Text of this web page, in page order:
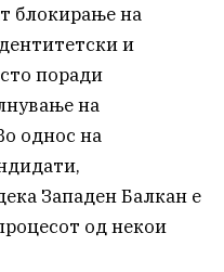
блокирање на
и
поради
на
однос на
Западен Балкан е
од некои